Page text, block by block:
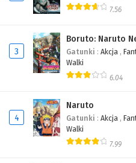
7.56
3
Boruto: Naruto
Gatunki : Akcja ,
Walki
6.04
4
Naruto
Gatunki : Akcja ,
Walki
7.99